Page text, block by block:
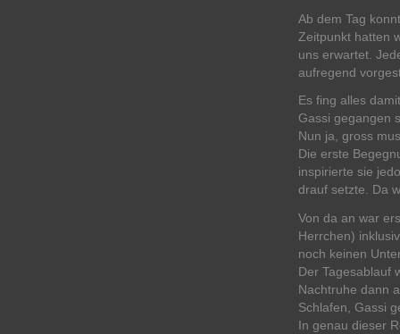
Ab dem Tag
Zeitpunkt hatten
uns erwartet.
aufregend
Es fing alles
Gassi gegangen
Nun ja, gross
Die erste
inspirierte sie
drauf setzte. Da
Von da an war
Herrchen)
noch keinen
Der Tagesablauf
Nachtruhe dann
Schlafen, Gassi
In genau dieser